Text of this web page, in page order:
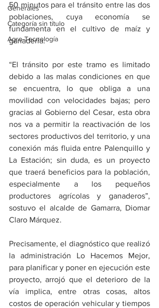
Generales
Categoría sin título
Agro-Tecnología
50 minutos para el tránsito entre las dos
poblaciones, cuya economía se
fundamenta en el cultivo de maíz y
ganadería.
“El tránsito por este tramo es limitado
debido a las malas condiciones en que
se encuentra, lo que obliga a una
movilidad con velocidades bajas; pero
gracias al Gobierno del Cesar, esta obra
nos va a permitir la reactivación de los
sectores productivos del territorio, y una
conexión más fluida entre Palenquillo y
La Estación; sin duda, es un proyecto
que traerá beneficios para la población,
especialmente a los pequeños
productores agrícolas y ganaderos”,
sostuvo el alcalde de Gamarra, Diomar
Claro Márquez.
Precisamente, el diagnóstico que realizó
la administración Lo Hacemos Mejor,
para planificar y poner en ejecución este
proyecto, arrojó que el deterioro de la
vía implica, entre otras cosas, altos
costos de operación vehicular y tiempos